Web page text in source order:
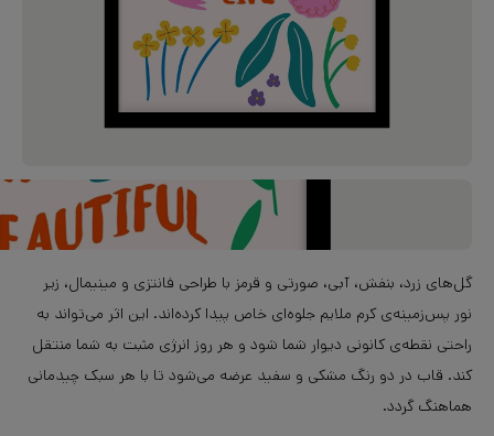
گل‌های زرد، بنفش، آبی، صورتی و قرمز با طراحی فانتزی و مینیمال، زیر
نور پس‌زمینه‌ی کرم ملایم جلوه‌ای خاص پیدا کرده‌اند. این اثر می‌تواند به
راحتی نقطه‌ی کانونی دیوار شما شود و هر روز انرژی مثبت به شما منتقل
کند. قاب در دو رنگ مشکی و سفید عرضه می‌شود تا با هر سبک چیدمانی
هماهنگ گردد.